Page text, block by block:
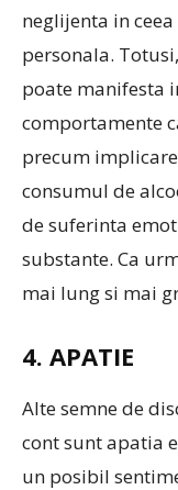
neglijenta in
personala.
poate manifesta
comportamente
precum
consumul de
de suferinta
substante. Ca
mai lung si mai
4. APATIE
Alte semne de
cont sunt apatia
un posibil